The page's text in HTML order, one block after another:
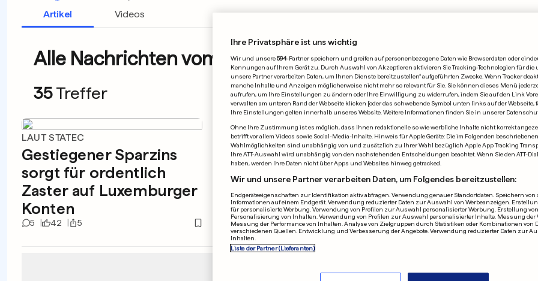
Artikel Videos
Alle Nachrichten vom 27.04.2023
35 Treffer
LAUT STATEC
Gestiegener Sparzins
sorgt für ordentlich
Zaster auf Luxemburger
Konten
5 42 5
MESSENGER
Whatsapp testet neue
Tastatur – sie könnte
viele Nutzer sauer
machen
1 21 1
NORDDEUTSCHLAND
Frachter
Offshore-
und muss
Hafen
2 10 0
WERBUNG
Ihre Privatsphäre ist uns wichtig
Wir und unsere594-Partner speichern und greifen auf personenbezogene Daten wie Browserdaten oder
Kennungen auf Ihrem Gerät zu. Durch Auswahl von Akzeptieren aktivieren Sie Tracking-Technologien für die
unsere Partner verarbeiten Daten, um Ihnen Dienste bereitzustellen“ aufgeführten Zwecke. Wenn Tracker
manche Inhalte und Anzeigen möglicherweise nicht mehr so relevant für Sie. Sie können dieses Menü
aufrufen, um Ihre Einstellungen zu ändern oder Ihre Einwilligung zu widerrufen, indem Sie auf den Link
verwalten am unteren Rand der Webseite klicken [oder das schwebende Symbol unten links auf der Webseite,
Ihre Einstellungen gelten innerhalb unseres Website. Weitere Informationen finden Sie in unserer
Ohne Ihre Zustimmung ist es möglich, dass Ihnen redaktionelle so wie werbliche Inhalte nicht korrekt
betrifft vor allem Videos sowie Social-Media-Inhalte. Hinweis für Apple Geräte: Die im Folgenden
Wahlmöglichkeiten sind unabhängig von und zusätzlich zu Ihrer Wahl bezüglich Apple App Tracking
Ihre ATT-Auswahl wird unabhängig von den nachstehenden Entscheidungen beachtet. Wenn Sie den ATT-
haben, werden Ihre Daten nicht über Apps und Websites hinweg getracked.
Wir und unsere Partner verarbeiten Daten, um Folgendes bereitzustellen:
Endgeräteeigenschaften zur Identifikation aktiv abfragen. Verwendung genauer Standortdaten. Speichern von
Informationen auf einem Endgerät. Verwendung reduzierter Daten zur Auswahl von Werbeanzeigen.
für personalisierte Werbung. Verwendung von Profilen zur Auswahl personalisierter Werbung. Erstellung
Personalisierung von Inhalten. Verwendung von Profilen zur Auswahl personalisierter Inhalte. Messung der
Messung der Performance von Inhalten. Analyse von Zielgruppen durch Statistiken oder Kombinationen von
verschiedenen Quellen. Entwicklung und Verbesserung der Angebote. Verwendung reduzierter Daten zur
Inhalten.
Liste der Partner (Lieferanten)